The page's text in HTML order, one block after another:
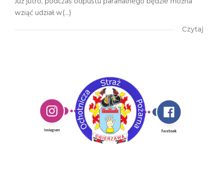
wziąć udział w(...)
Czytaj